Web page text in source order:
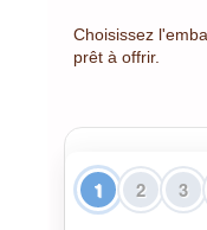
Choisissez
prêt à offrir.
1 2 3